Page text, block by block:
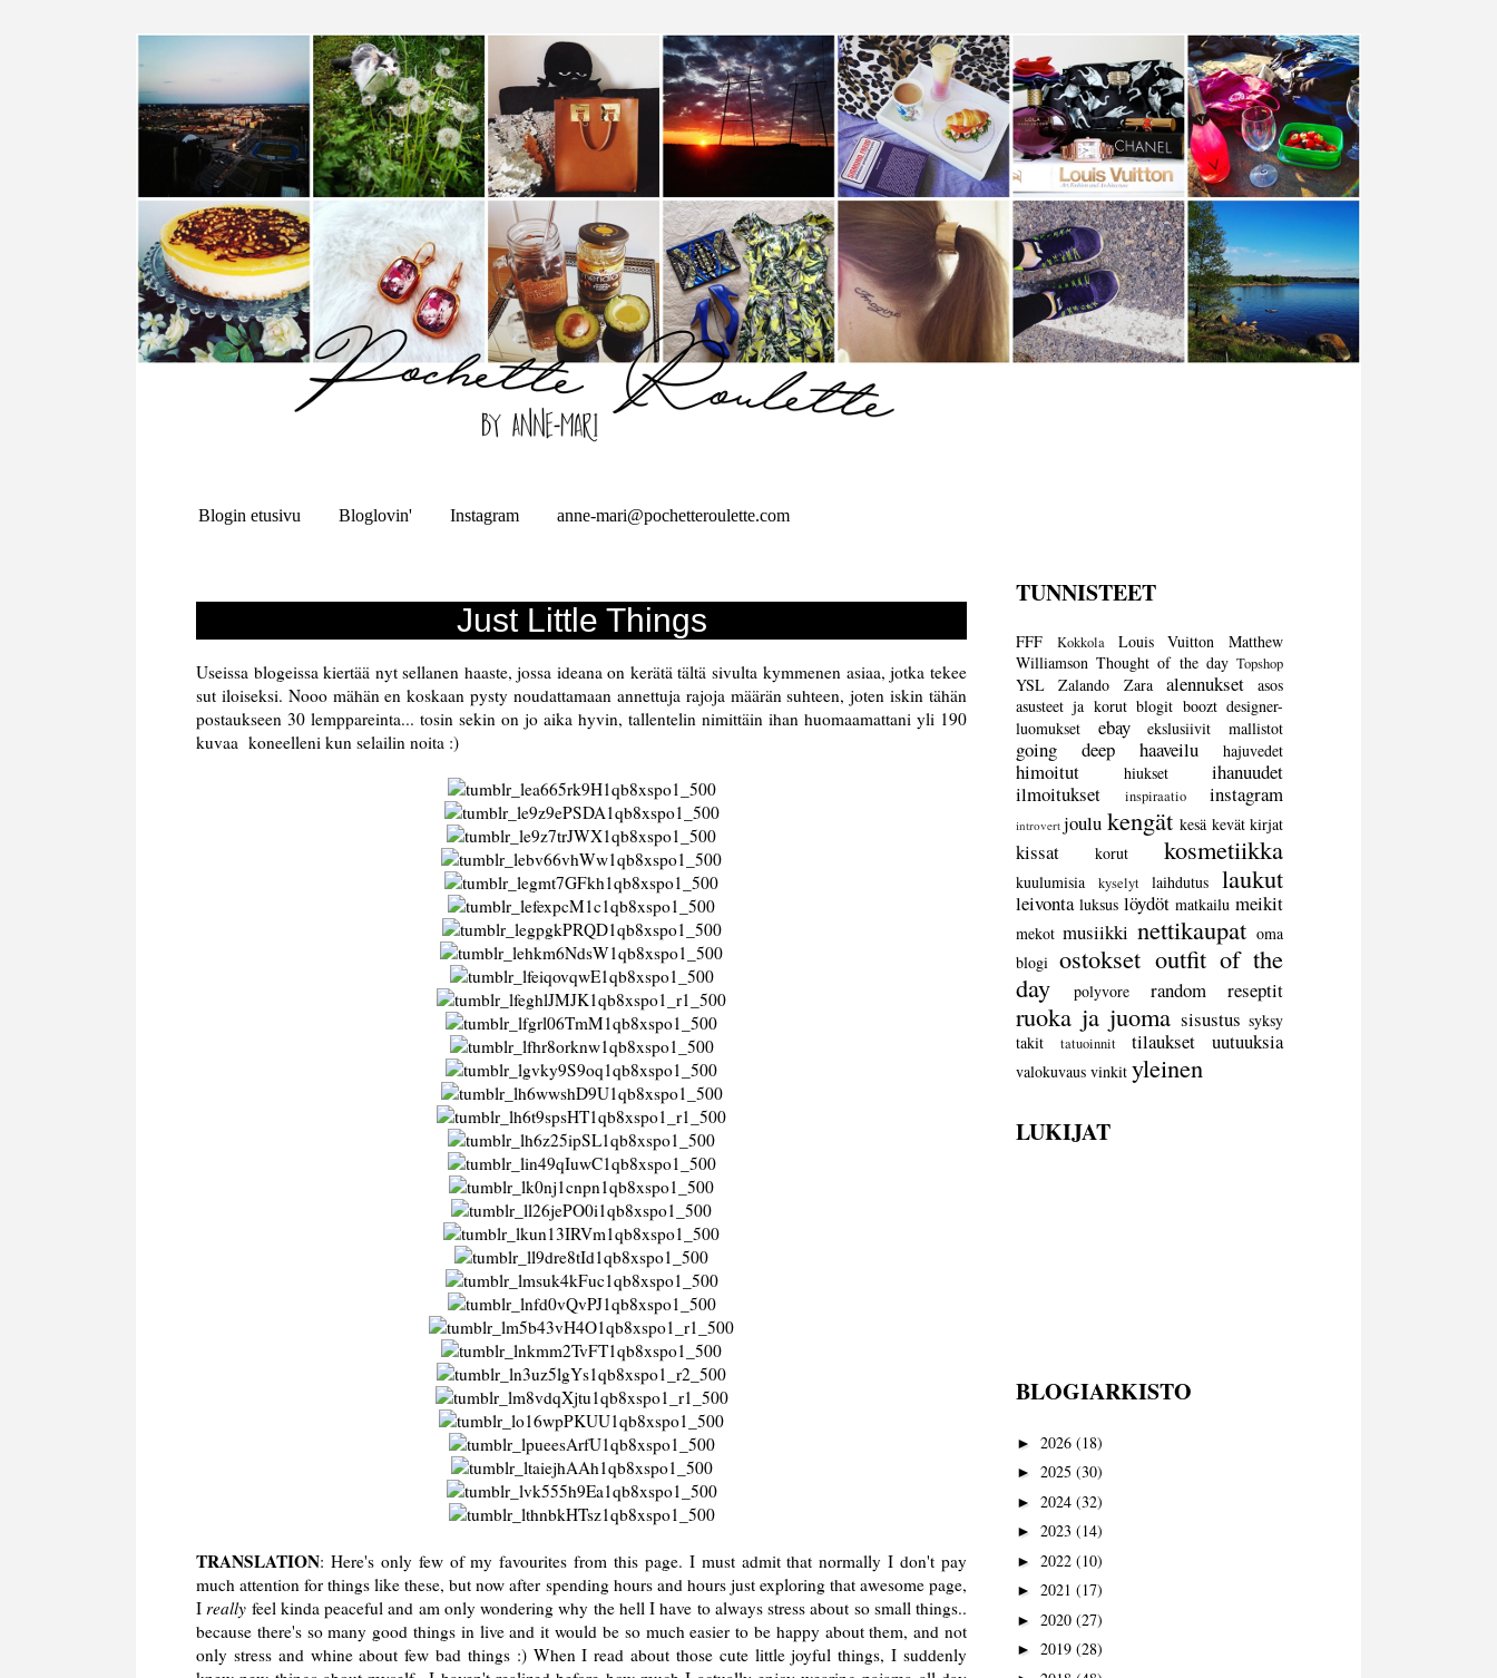
Blogin etusivu Bloglovin' Instagram anne-mari@pochetteroulette.com
Just Little Things
Useissa blogeissa kiertää nyt sellanen haaste, jossa ideana on kerätätältä sivulta kymmenen asiaa, jotka tekee
sut iloiseksi. Nooo mähän en koskaan pysty noudattamaan annettuja rajoja määrän suhteen, joten iskin tähän
postaukseen 30 lemppareinta... tosin sekin on jo aika hyvin, tallentelin nimittäin ihan huomaamattani yli 190
kuvaa koneelleni kun selailin noita :)
TRANSLATION: Here's only few of my favourites fromthis page. I must admit that normally I don't pay
much attention for things like these, but now after spending hours and hours just exploring that awesome page,
I really feel kinda peaceful and am only wondering why the hell I have to always stress about so small things..
because there's so many good things in live and it would be so much easier to be happy about them, and not
only stress and whine about few bad things :) When I read about those cute little joyful things, I suddenly
TUNNISTEET
FFF Kokkola Louis Vuitton
Matthew
Williamson Thought of the day Topshop
YSL Zalando Zara alennukset
asos
asusteet ja korut blogit boozt designer-
luomukset
ebay ekslusiivit mallistot
going deep haaveilu hajuvedet
himoitut hiukset
ihanuudet
ilmoitukset
inspiraatio instagram
introvert joulu kengät kesä kevät kirjat
kissat korut kosmetiikka
kuulumisia kyselyt laihdutus laukut
leivonta luksus löydöt matkailu meikit
mekot musiikki nettikaupat oma
blogi ostokset outfit of the
day
polyvore random reseptit
ruoka ja juoma sisustus syksy
takit
tatuoinnit tilaukset uutuuksia
valokuvaus vinkit yleinen
LUKIJAT
BLOGIARKISTO
► 2026 (18)
► 2025 (30)
► 2024 (32)
► 2023 (14)
► 2022 (10)
► 2021 (17)
► 2020 (27)
► 2019 (28)